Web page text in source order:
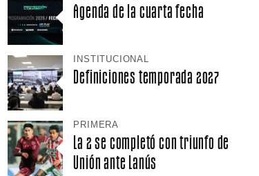
Agenda de la cuarta fecha
INSTITUCIONAL
Definiciones temporada 2027
PRIMERA
La 2 se completó con triunfo de
Unión ante Lanús